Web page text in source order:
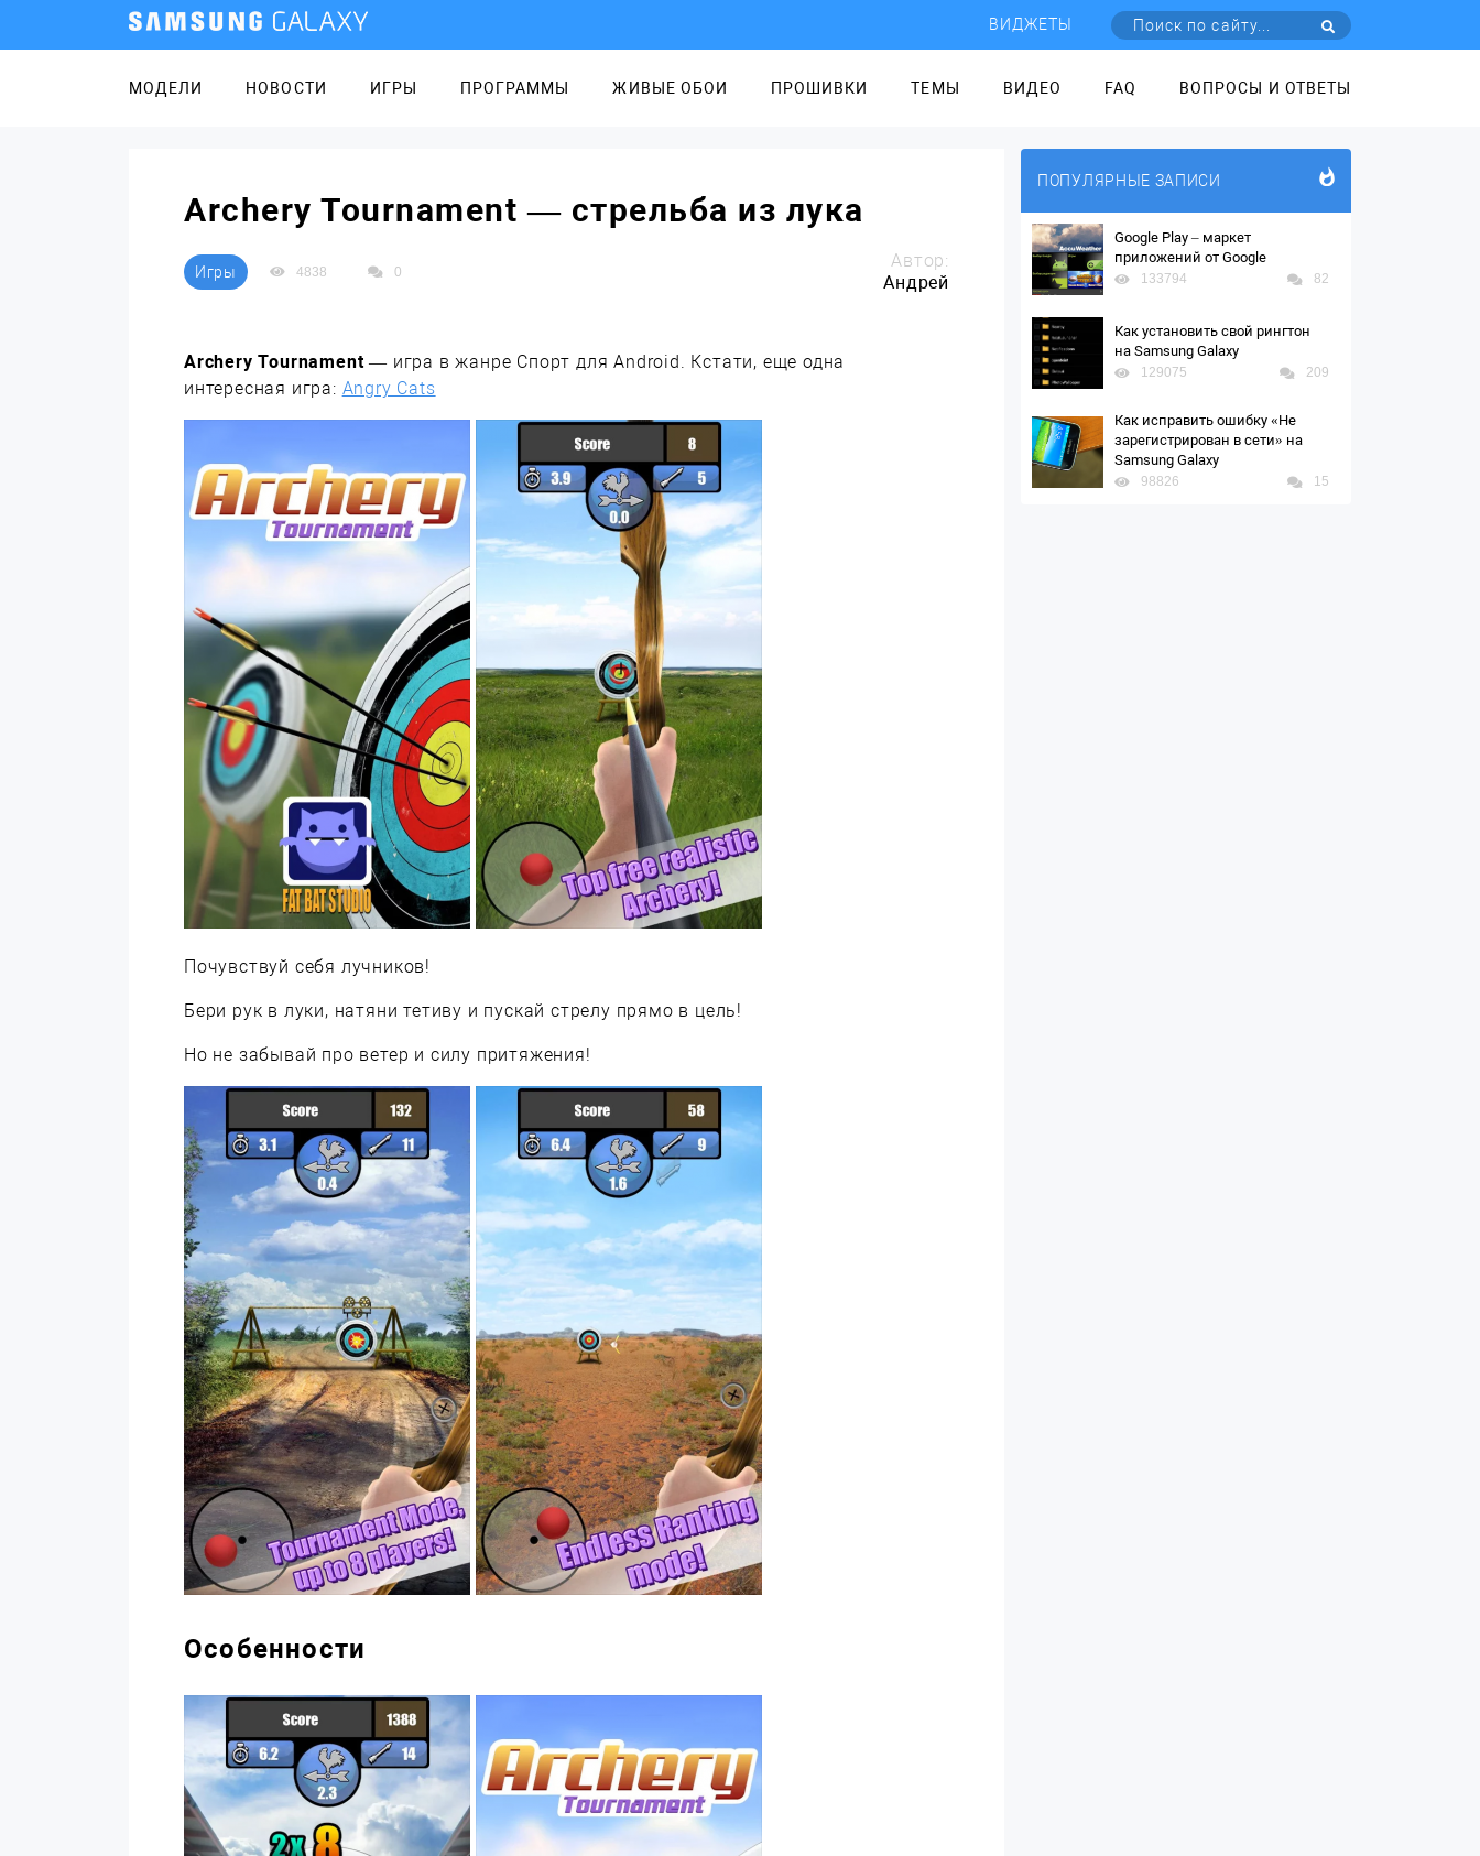
ВИДЖЕТЫ
МОДЕЛИ НОВОСТИ ИГРЫ ПРОГРАММЫ ЖИВЫЕ ОБОИ ПРОШИВКИ ТЕМЫ ВИДЕО FAQ ВОПРОСЫ И ОТВЕТЫ
Archery Tournament — стрельба из лука
Игры 4838 0
Автор:
Андрей
Archery Tournament— игра в жанре Спорт для Android. Кстати, еще одна
интересная игра: Angry Cats
Почувствуй себя лучников!
Бери рук в луки, натяни тетиву и пускай стрелу прямо в цель!
Но не забывай про ветер и силу притяжения!
Особенности
ПОПУЛЯРНЫЕ ЗАПИСИ
Google Play – маркет
приложений от Google
133794 82
Как установить свой рингтон
на Samsung Galaxy
129075 209
Как исправить ошибку «Не
зарегистрирован в сети» на
Samsung Galaxy
98826 15